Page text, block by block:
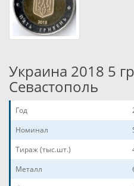
Украина 2018 5
Севастополь
Год
Номинал
Тираж (тыс.шт.)
Металл